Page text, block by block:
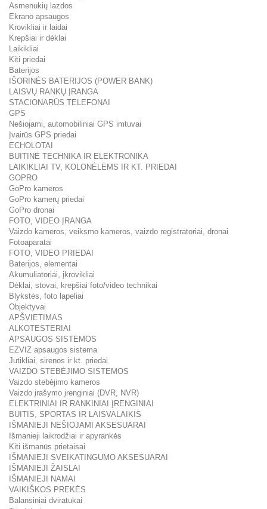
Asmenukių lazdos
Ekrano apsaugos
Krovikliai ir laidai
Krepšiai ir dėklai
Laikikliai
Kiti priedai
Baterijos
IŠORINĖS BATERIJOS (POWER BANK)
LAISVŲ RANKŲ ĮRANGA
STACIONARŪS TELEFONAI
GPS
Nešiojami, automobiliniai GPS imtuvai
Įvairūs GPS priedai
ECHOLOTAI
BUITINĖ TECHNIKA IR ELEKTRONIKA
LAIKIKLIAI TV, KOLONĖLĖMS IR KT. PRIEDAI
GOPRO
GoPro kameros
GoPro kamerų priedai
GoPro dronai
FOTO, VIDEO ĮRANGA
Vaizdo kameros, veiksmo kameros, vaizdo registratoriai, dronai
Fotoaparatai
FOTO, VIDEO PRIEDAI
Baterijos, elementai
Akumuliatoriai, įkrovikliai
Dėklai, stovai, krepšiai foto/video technikai
Blykstės, foto lapeliai
Objektyvai
APŠVIETIMAS
ALKOTESTERIAI
APSAUGOS SISTEMOS
EZVIZ apsaugos sistema
Jutikliai, sirenos ir kt. priedai
VAIZDO STEBĖJIMO SISTEMOS
Vaizdo stebėjimo kameros
Vaizdo įrašymo įrenginiai (DVR, NVR)
ELEKTRINIAI IR RANKINIAI ĮRENGINIAI
BUITIS, SPORTAS IR LAISVALAIKIS
IŠMANIEJI NEŠIOJAMI AKSESUARAI
Išmanieji laikrodžiai ir apyrankės
Kiti išmanūs prietaisai
IŠMANIEJI SVEIKATINGUMO AKSESUARAI
IŠMANIEJI ŽAISLAI
IŠMANIEJI NAMAI
VAIKIŠKOS PREKĖS
Balansiniai dviratukai